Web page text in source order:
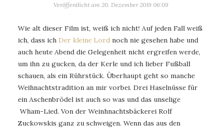
Veröffentlicht am 20. Dezember 2019 06:09
Wie alt dieser Film ist, weiß ich nicht! Auf jeden Fall weiß
ich, dass ich Der kleine Lord noch nie gesehen habe und
auch heute Abend die Gelegenheit nicht ergreifen werde,
um ihn zu gucken, da der Kerle und ich lieber Fußball
schauen, als ein Rührstück. Überhaupt geht so manche
Weihnachtstradition an mir vorbei. Drei Haselnüsse für
ein Aschenbrödel ist auch so was und das unselige
Wham-Lied. Von der Weinhnachtsbäckerei Rolf
Zuckowskis ganz zu schweigen. Wenn das aus den